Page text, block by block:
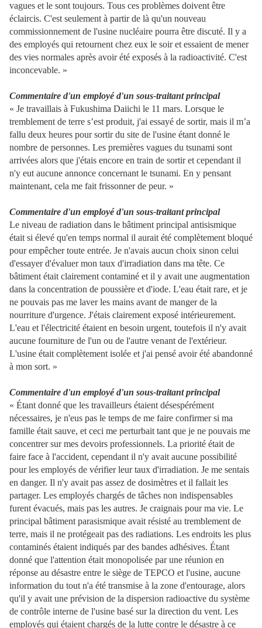
vagues et le sont toujours. Tous ces problèmes doivent être
éclaircis. C'est seulement à partir de là qu'un nouveau
commissionnement de l'usine nucléaire pourra être discuté. Il y a
des employés qui retournent chez eux le soir et essaient de mener
des vies normales après avoir été exposés à la radioactivité. C'est
inconcevable. »
Commentaire d'un employé d'un sous-traitant principal
« Je travaillais à Fukushima Daiichi le 11 mars. Lorsque le
tremblement de terre s’est produit, j'ai essayé de sortir, mais il m’a
fallu deux heures pour sortir du site de l'usine étant donné le
nombre de personnes. Les premières vagues du tsunami sont
arrivées alors que j'étais encore en train de sortir et cependant il
n'y eut aucune annonce concernant le tsunami. En y pensant
maintenant, cela me fait frissonner de peur. »
Commentaire d'un employé d'un sous-traitant principal
Le niveau de radiation dans le bâtiment principal antisismique
était si élevé qu'en temps normal il aurait été complètement bloqué
pour empêcher toute entrée. Je n'avais aucun choix sinon celui
d'essayer d'évaluer mon taux d'irradiation dans ma tête. Ce
bâtiment était clairement contaminé et il y avait une augmentation
dans la concentration de poussière et d'iode. L'eau était rare, et je
ne pouvais pas me laver les mains avant de manger de la
nourriture d'urgence. J'étais clairement exposé intérieurement.
L'eau et l'électricité étaient en besoin urgent, toutefois il n'y avait
aucune fourniture de l'un ou de l'autre venant de l'extérieur.
L'usine était complètement isolée et j'ai pensé avoir été abandonné
à mon sort. »
Commentaire d'un employé d'un sous-traitant principal
« Étant donné que les travailleurs étaient désespérément
nécessaires, je n'eus pas le temps de me faire confirmer si ma
famille était sauve, et ceci me perturbait tant que je ne pouvais me
concentrer sur mes devoirs professionnels. La priorité était de
faire face à l'accident, cependant il n'y avait aucune possibilité
pour les employés de vérifier leur taux d'irradiation. Je me sentais
en danger. Il n'y avait pas assez de dosimètres et il fallait les
partager. Les employés chargés de tâches non indispensables
furent évacués, mais pas les autres. Je craignais pour ma vie. Le
principal bâtiment parasismique avait résisté au tremblement de
terre, mais il ne protégeait pas des radiations. Les endroits les plus
contaminés étaient indiqués par des bandes adhésives. Étant
donné que l'attention était monopolisée par une réunion en
réponse au désastre entre le siège de TEPCO et l'usine, aucune
information du tout n'a été transmise à la zone d'entourage, alors
qu'il y avait une prévision de la dispersion radioactive du système
de contrôle interne de l'usine basé sur la direction du vent. Les
employés qui étaient chargés de la lutte contre le désastre à ce